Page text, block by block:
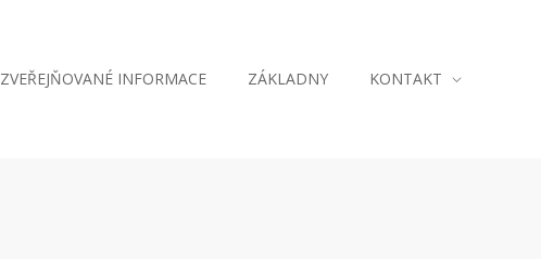
ZVEŘEJŇOVANÉ INFORMACE ZÁKLADNY KONTAKT